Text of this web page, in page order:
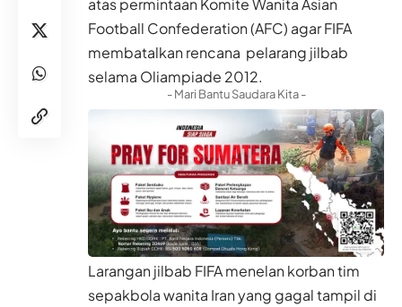
atas permintaan Komite Wanita Asian
Football Confederation (AFC) agar FIFA
membatalkan rencana pelarang jilbab
selama Oliampiade 2012.
- Mari Bantu Saudara Kita -
Larangan jilbab FIFA menelan korban tim
sepakbola wanita Iran yang gagal tampil di